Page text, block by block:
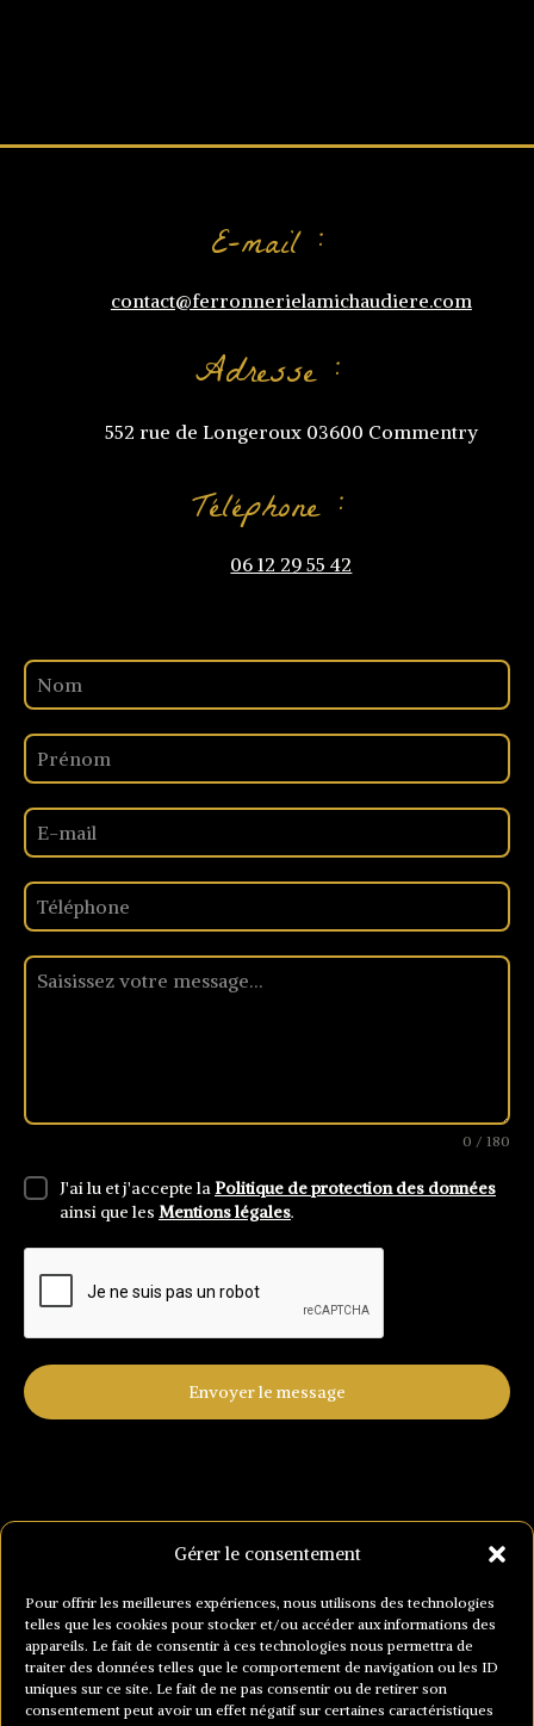
Gérer le consentement
Pour offrir les meilleures expériences, nous utilisons des technologies
telles que les cookies pour stocker et/ou accéder aux informations des
appareils. Le fait de consentir à ces technologies nous permettra de
traiter des données telles que le comportement de navigation ou les ID
uniques sur ce site. Le fait de ne pas consentir ou de retirer son
consentement peut avoir un effet négatif sur certaines caractéristiques
E-mail :
contact@ferronnerielamichaudiere.com
Adresse :
552 rue de Longeroux 03600 Commentry
Téléphone :
06 12 29 55 42
0 / 180
J'ai lu et j'accepte laPolitique de protection des données
ainsi que les Mentions légales.
Envoyer le message